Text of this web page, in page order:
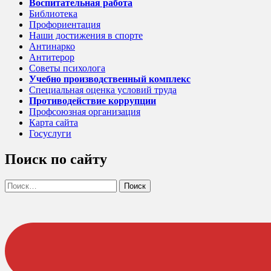
Воспитательная работа
Библиотека
Профориентация
Наши достижения в спорте
Антинарко
Антитерор
Советы психолога
Учебно производственный комплекс
Специальная оценка условий труда
Противодействие коррупции
Профсоюзная организация
Карта сайта
Госуслуги
Поиск по сайту
Найти: